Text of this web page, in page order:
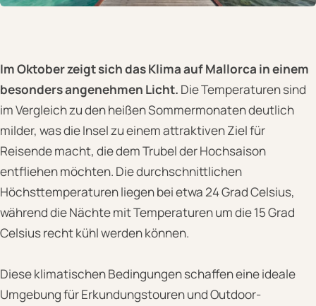
Im Oktober zeigt sich das Klima auf Mallorca in einem
besonders angenehmen Licht. Die Temperaturen sind
im Vergleich zu den heißen Sommermonaten deutlich
milder, was die Insel zu einem attraktiven Ziel für
Reisende macht, die dem Trubel der Hochsaison
entfliehen möchten. Die durchschnittlichen
Höchsttemperaturen liegen bei etwa 24 Grad Celsius,
während die Nächte mit Temperaturen um die 15 Grad
Celsius recht kühl werden können.
Diese klimatischen Bedingungen schaffen eine ideale
Umgebung für Erkundungstouren und Outdoor-